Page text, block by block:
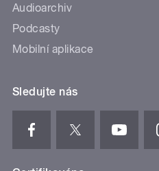
Audioarchiv
Podcasty
Mobilní aplikace
Sledujte nás